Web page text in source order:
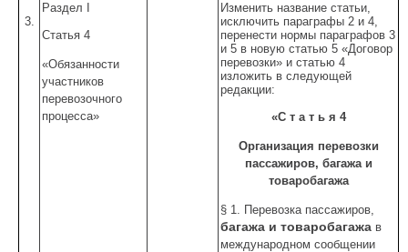
3.
Раздел I
Статья 4
«Обязанности
участников
перевозочного
процесса»
Изменить название статьи,
исключить параграфы 2 и 4,
перенести нормы параграфов 3
и 5 в новую статью 5 «Договор
перевозки» и статью 4
изложить в следующей
редакции:
«С т а т ь я 4
Организация перевозки
пассажиров, багажа и
товаробагажа
§ 1. Перевозка пассажиров,
багажа и товаробагажа в
международном сообщении